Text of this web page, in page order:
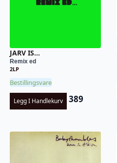
JARV IS…
Remix ed
2LP
Bestillingsvare
Legg I Handlekurv 389